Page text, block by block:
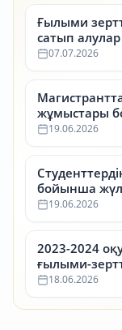
Ғылыми
сатып алулар
07.07.2026
жұмыстары
19.06.2026
бойынша
19.06.2026
2023-2024
ғылыми-
республикалық
18.06.2026